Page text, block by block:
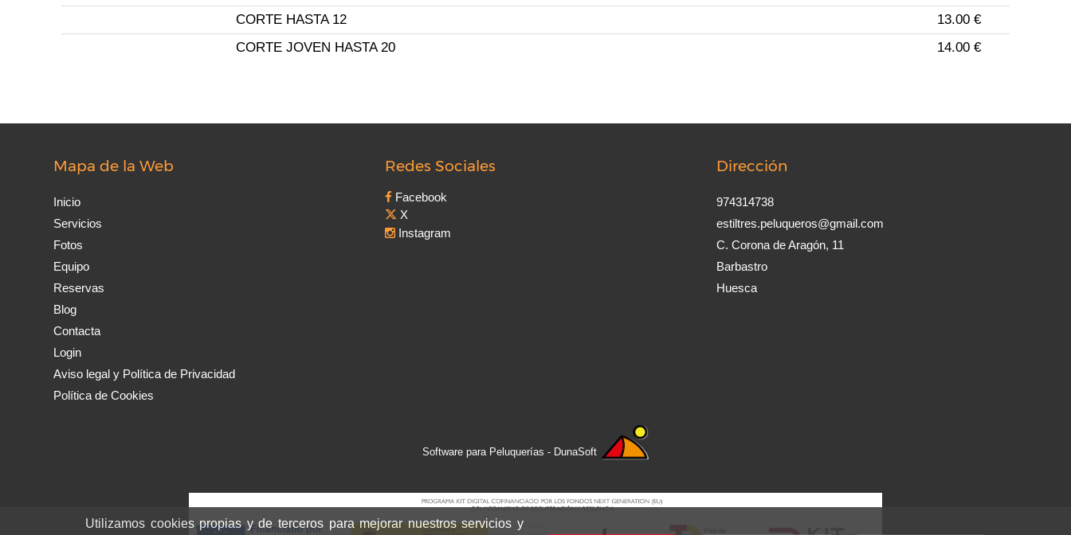
CORTE HASTA 12
13.00 €
CORTE JOVEN HASTA 20
14.00 €
Mapa de la Web
Inicio
Servicios
Fotos
Equipo
Reservas
Blog
Contacta
Login
Aviso legal y Política de Privacidad
Política de Cookies
Redes Sociales
Facebook
X
Instagram
Dirección
974314738
estiltres.peluqueros@gmail.com
C. Corona de Aragón, 11
Barbastro
Huesca
Software para Peluquerías - DunaSoft
Utilizamos cookies propias y de terceros para mejorar nuestros servicios y